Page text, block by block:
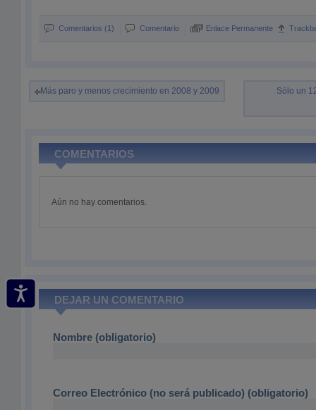
Comentarios (1) Comentario Enlace Permanente
Más paro y menos crecimiento en 2008 y 2009 Sólo un
COMENTARIOS
Aún no hay comentarios.
DEJAR UN COMENTARIO
Nombre (obligatorio)
Correo Electrónico (no será publicado) (obligatorio)